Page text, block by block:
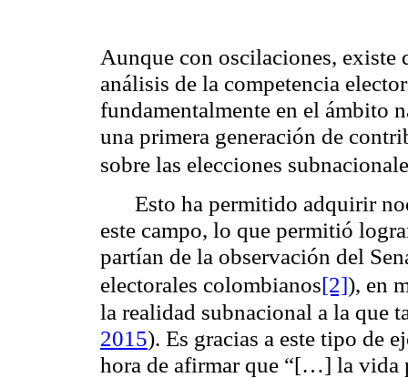
Aunque con oscilaciones, existe
análisis de la competencia
fundamentalmente en el ámbito
una primera generación de
sobre las elecciones
Esto ha permitido adquirir
este campo, lo que permitió
partían de la observación del
electorales colombianos[2]), en
la realidad subnacional a la que
2015). Es gracias a este tipo de
hora de afirmar que “[…] la